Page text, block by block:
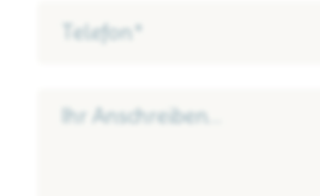
Telefon*
Ihr Anschreiben...